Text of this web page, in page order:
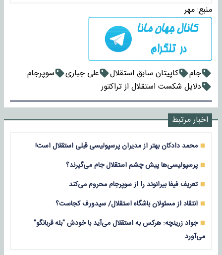
منبع:مهر
جام کاپیتان سابق استقلال علی جباری
سوپرجام
دلایل شکست استقلال از تراکتور
اخبار مرتبط
محمد دادکان بهتر از مدیران پرسپولیسی قبلی استقلال است!
پرسپولیسی‌ها پیش چشم استقلال جام می‌گیرند؟
تعریف فیفا بیرانوند را از سوپرجام محروم می‌کند
انتقاد از مسئولان باشگاه استقلال/ سیدورف کجاست؟
جواد زرینچه: هرکس به استقلال می‌آید با خودش "بله قربانگو"
می‌آورد